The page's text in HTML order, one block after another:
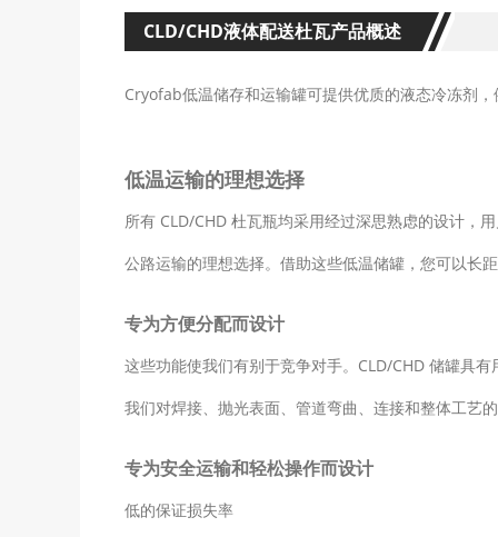
CLD/CHD液体配送杜瓦产品概述
Cryofab低温储存和运输罐可提供优质的液态冷冻剂
低温运输的理想选择
所有 CLD/CHD 杜瓦瓶均采用经过深思熟虑的设计，
公路运输的理想选择。借助这些低温储罐，您可以长
专为方便分配而设计
这些功能使我们有别于竞争对手。CLD/CHD 储罐具
我们对焊接、抛光表面、管道弯曲、连接和整体工艺
专为安全运输和轻松操作而设计
低的保证损失率